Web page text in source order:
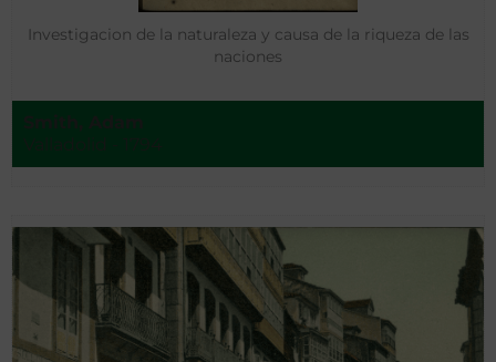
Investigacion de la naturaleza y causa de la riqueza de las
naciones